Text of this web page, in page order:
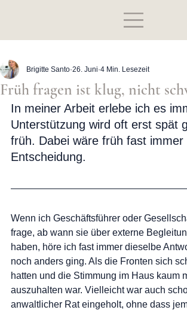
Früh fragen ist klug, nicht
Brigitte Santo 26. Juni 4 Min. Lesezeit
In meiner Arbeit erlebe ich es
Unterstützung wird oft erst spät
früh. Dabei wäre früh fast immer
Entscheidung.
Wenn ich Geschäftsführer oder
frage, ab wann sie über externe
haben, höre ich fast immer dieselbe
noch anders ging. Als die Fronten sich
hatten und die Stimmung im Haus kaum
auszuhalten war. Vielleicht war auch
anwaltlicher Rat eingeholt, ohne dass